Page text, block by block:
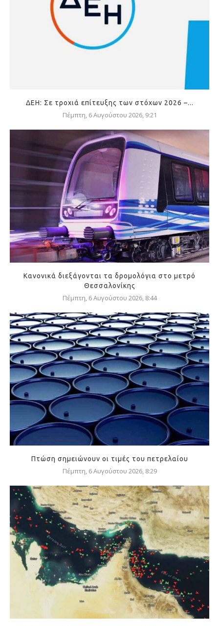
ΔΕΗ: Σε τροχιά επίτευξης των στόχων 2026 –...
Πέμπτη, 6 Αυγούστου 2026, 9:21
Κανονικά διεξάγονται τα δρομολόγια στο μετρό
Θεσσαλονίκης
Πέμπτη, 6 Αυγούστου 2026, 8:44
Πτώση σημειώνουν οι τιμές του πετρελαίου
Πέμπτη, 6 Αυγούστου 2026, 8:29